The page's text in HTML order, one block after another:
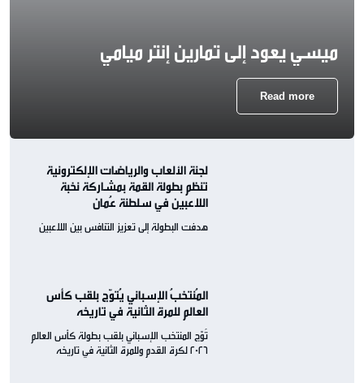
ميسي يعود إلى تمارين إنتر ميامي
Read more
لجنة الألعاب والرياضات الإلكترونية
تنظم بطولة القمة بمشاركة نخبة
اللاعبين في سلطنة عُمان
هدفت البطولة إلى تعزيز التنافس بين اللاعبين
المُنتخبُ الإسباني يُتوّج بلقب كأس
العالم للمرة الثانية في تاريخه
تُوّج المنتخب الإسباني بلقب بطولة كأس العالم
2026 لكرة القدم وللمرة الثانية في تاريخه